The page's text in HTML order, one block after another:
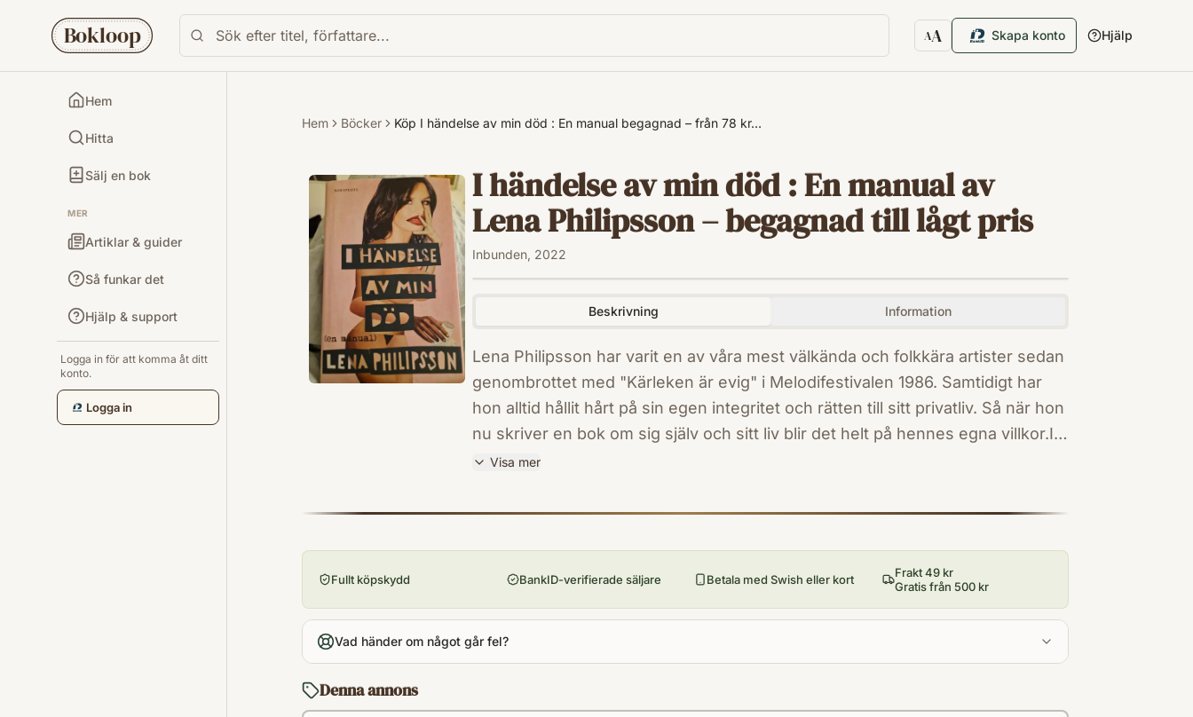
Bokloop AA
Textstorlek
Skapa konto Hjälp
Hem
Hitta
Sälj en bok
MER
Artiklar & guider
Så funkar det
Hjälp & support
Logga in för att komma åt ditt
konto.
Logga in
Hem Böcker Köp I händelse av min död : En manual begagnad – från 78 kr…
I händelse av min död : En manual av
Lena Philipsson – begagnad till lågt pris
Inbunden, 2022
Beskrivning Information
Lena Philipsson har varit en av våra mest välkända och folkkära artister sedan
genombrottet med "Kärleken är evig" i Melodifestivalen 1986. Samtidigt har
hon alltid hållit hårt på sin egen integritet och rätten till sitt privatliv. Så när hon
nu skriver en bok om sig själv och sitt liv blir det helt på hennes egna villkor.I
händelse av min död är en samling uppriktiga, roliga och berörande texter om
kreativiteten. Och så lite om Margaretha Krook. Det är skrivet med humor,
Visa mer
9789113119007
Utgivningsår
2022
Antal sidor
Fullt köpskydd BankID-verifierade säljare Betala med Swish eller kort
Frakt 49 kr
Gratis från 500 kr
Vad händer om något går fel?
Denna annons